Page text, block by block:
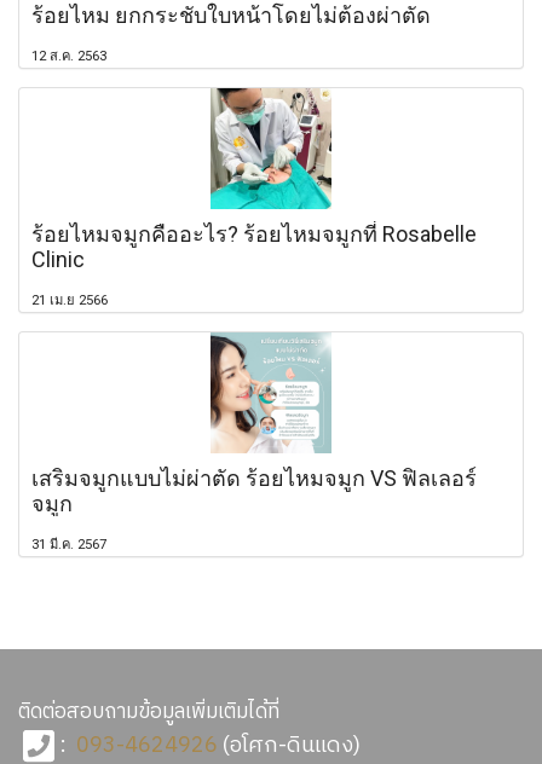
ร้อยไหม ยกกระชับใบหน้าโดยไม่ต้องผ่าตัด
12 ส.ค. 2563
ร้อยไหมจมูกคืออะไร? ร้อยไหมจมูกที่ Rosabelle
Clinic
21 เม.ย 2566
เสริมจมูกแบบไม่ผ่าตัด ร้อยไหมจมูก VS ฟิลเลอร์
จมูก
31 มี.ค. 2567
ติดต่อสอบถามข้อมูลเพิ่มเติมได้ที่
: 093-4624926 (อโศก-ดินแดง)